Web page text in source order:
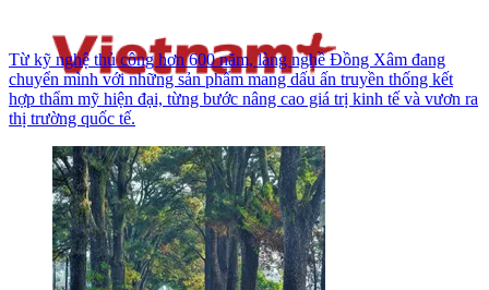
Từ kỹ nghệ thủ công hơn 600 năm, làng nghề Đồng Xâm đang
chuyển mình với những sản phẩm mang dấu ấn truyền thống kết
hợp thẩm mỹ hiện đại, từng bước nâng cao giá trị kinh tế và vươn ra
thị trường quốc tế.